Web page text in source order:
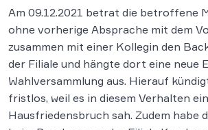
Am 09.12.2021 betrat die betroffene
ohne vorherige Absprache mit dem
zusammen mit einer Kollegin den
der Filiale und hängte dort eine neue
Wahlversammlung aus. Hierauf
fristlos, weil es in diesem Verhalten
Hausfriedensbruch sah. Zudem habe